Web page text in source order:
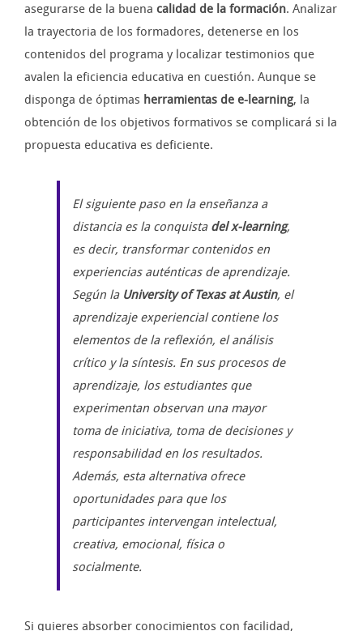
asegurarse de la buena calidad de la formación. Analizar
la trayectoria de los formadores, detenerse en los
contenidos del programa y localizar testimonios que
avalen la eficiencia educativa en cuestión. Aunque se
disponga de óptimas herramientas de e-learning, la
obtención de los objetivos formativos se complicará si la
propuesta educativa es deficiente.
El siguiente paso en la enseñanza a
distancia es la conquista del x-learning,
es decir, transformar contenidos en
experiencias auténticas de aprendizaje.
Según la University of Texas at Austin, el
aprendizaje experiencial contiene los
elementos de la reflexión, el análisis
crítico y la síntesis. En sus procesos de
aprendizaje, los estudiantes que
experimentan observan una mayor
toma de iniciativa, toma de decisiones y
responsabilidad en los resultados.
Además, esta alternativa ofrece
oportunidades para que los
participantes intervengan intelectual,
creativa, emocional, física o
socialmente.
Si quieres absorber conocimientos con facilidad,